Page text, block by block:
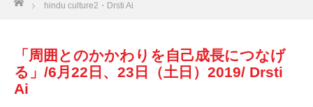
hindu culture2・Drsti Ai
「周囲とのかかわりを自己成長につなげ
る」/6月22日、23日（土日）2019/ Drsti
Ai